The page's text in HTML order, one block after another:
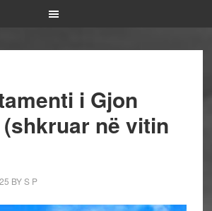
i Gjon
në vitin
BYS P